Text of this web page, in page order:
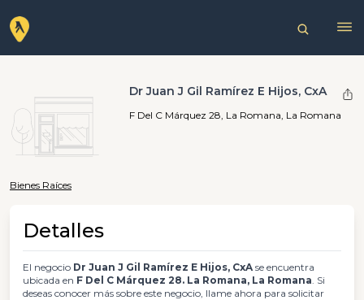
Dr Juan J Gil Ramírez E Hijos, CxA
F Del C Márquez 28, La Romana, La Romana
Bienes Raíces
Detalles
El negocio Dr Juan J Gil Ramírez E Hijos, CxA se encuentra
ubicada en F Del C Márquez 28. La Romana, La Romana. Si
deseas conocer más sobre este negocio, llame ahora para solicitar